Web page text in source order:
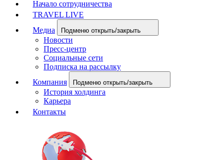
Начало сотрудничества
TRAVEL LIVE
Медиа
Подменю открыть/закрыть
Новости
Пресс-центр
Социальные сети
Подписка на рассылку
Компания
Подменю открыть/закрыть
История холдинга
Карьера
Контакты